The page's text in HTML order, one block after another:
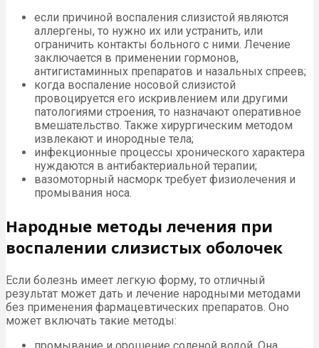
если причиной воспаления слизистой являются
аллергены, то нужно их или устранить, или
ограничить контакты больного с ними. Лечение
заключается в применении гормонов,
антигистаминных препаратов и назальных спреев;
когда воспаление носовой слизистой
провоцируется его искривлением или другими
патологиями строения, то назначают оперативное
вмешательство. Также хирургическим методом
извлекают и инородные тела;
инфекционные процессы хронического характера
нуждаются в антибактериальной терапии;
вазомоторный насморк требует физиолечения и
промывания носа.
Народные методы лечения при
воспалении слизистых оболочек
Если болезнь имеет легкую форму, то отличный
результат может дать и лечение народными методами
без применения фармацевтических препаратов. Оно
может включать такие методы: